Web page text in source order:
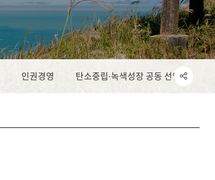
인권경영 탄소중립∙녹색성장 공동 선언문